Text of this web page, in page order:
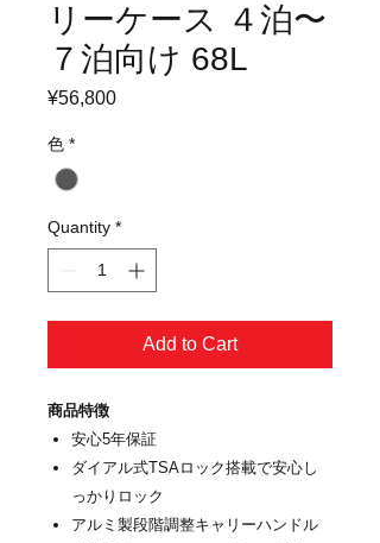
リーケース ４泊〜
７泊向け 68L
¥56,800Price
色 *
Quantity *
Add to Cart
商品特徴
安心5年保証
ダイアル式TSAロック搭載で安心し
っかりロック
アルミ製段階調整キャリーハンドル